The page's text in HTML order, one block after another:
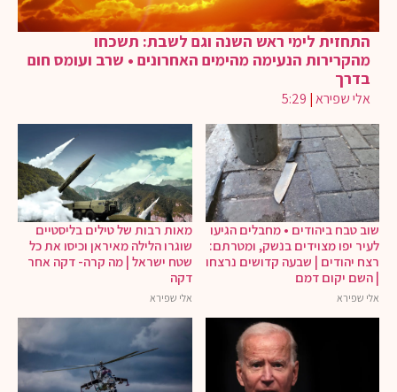
התחזית לימי ראש השנה וגם לשבת: תשכחו
מהקרירות הנעימה מהימים האחרונים • שרב ועומס חום
בדרך
אלי שפירא|
5:29
שוב טבח ביהודים • מחבלים הגיעו
לעיר יפו מצוידים בנשק, ומטרתם:
רצח יהודים | שבעה קדושים נרצחו
| השם יקום דמם
אלי שפירא
מאות רבות של טילים בליסטיים
שוגרו הלילה מאיראן וכיסו את כל
שטח ישראל | מה קרה- דקה אחר
דקה
אלי שפירא